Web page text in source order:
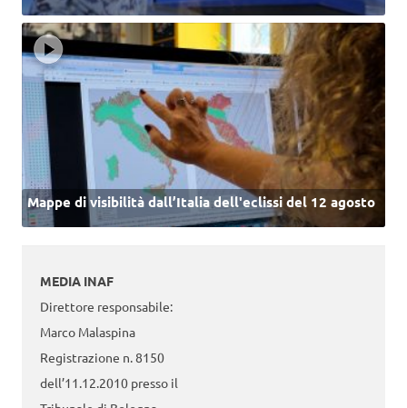
Mappe di visibilità dall’Italia dell'eclissi del 12 agosto
MEDIA INAF
Direttore responsabile:
Marco Malaspina
Registrazione n. 8150
dell’11.12.2010 presso il